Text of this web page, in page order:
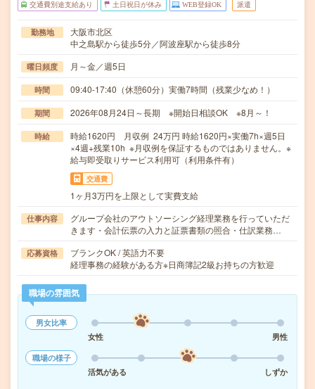
交通費別途支給あり 土日祝日が休み WEB登録OK 派遣
勤務地
大阪市北区
中之島駅から徒歩5分／阿波座駅から徒歩8分
曜日頻度 月～金／週5日
時間 09:40-17:40（休憩60分）実働7時間（残業少なめ！）
期間 2026年08月24日～長期 ※開始日相談OK ※8月～！
時給
時給1620円 月収例 24万円 時給1620円×実働7h×週5日
×4週+残業10h ※月収例を保証するものではありません。※
給与即受取りサービス利用可（利用条件有）
交通費
1ヶ月3万円を上限として実費支給
仕事内容
グループ会社のアウトソーシング経理業務を行っていただ
きます・会計伝票の入力と証票書類の照合・仕訳業務…
応募資格
ブランクOK / 英語力不要
経理事務の経験がある方※日商簿記2級お持ちの方歓迎
職場の雰囲気
男女比率
女性
男性
職場の様子
活気がある
しずか